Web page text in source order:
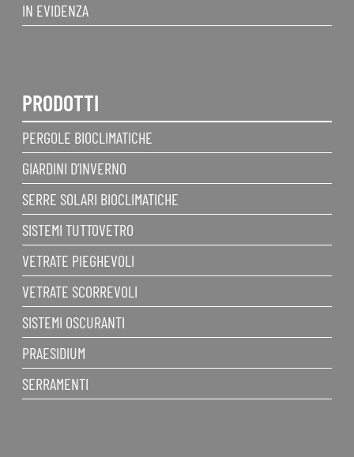
IN EVIDENZA
PRODOTTI
PERGOLE BIOCLIMATICHE
GIARDINI D’INVERNO
SERRE SOLARI BIOCLIMATICHE
SISTEMI TUTTOVETRO
VETRATE PIEGHEVOLI
VETRATE SCORREVOLI
SISTEMI OSCURANTI
PRAESIDIUM
SERRAMENTI